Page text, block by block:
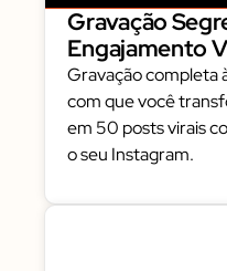
Gravação
Engajamento
Gravação completa
com que você
em 50 posts virais
o seu Instagram.